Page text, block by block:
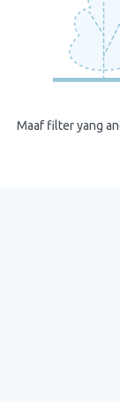
Maaf filter yang